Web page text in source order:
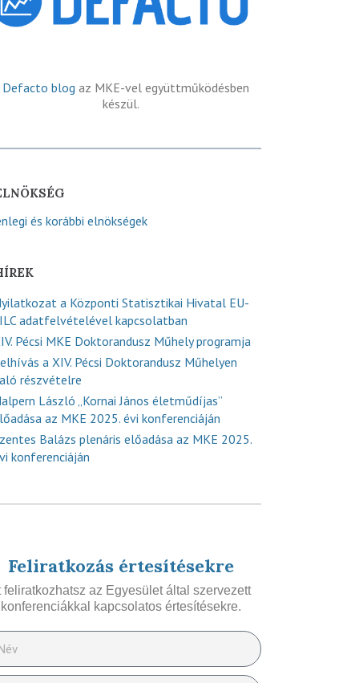
Defacto blog az MKE-vel együttműködésben
készül.
és korábbi elnökségek
a Központi Statisztikai Hivatal EU-
adatfelvételével kapcsolatban
Pécsi MKE Doktorandusz Műhely programja
a XIV. Pécsi Doktorandusz Műhelyen
részvételre
László „Kornai János életműdíjas”
az MKE 2025. évi konferenciáján
Balázs plenáris előadása az MKE 2025.
konferenciáján
Feliratkozás értesítésekre
feliratkozhatsz az Egyesület által szervezett
konferenciákkal kapcsolatos értesítésekre.